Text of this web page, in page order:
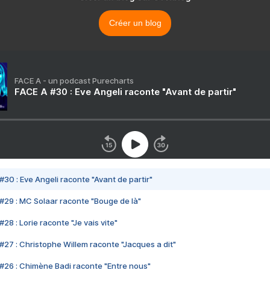
Créer un blog
FACE A - un podcast Purecharts
FACE A #30 : Eve Angeli raconte "Avant de partir"
#30 : Eve Angeli raconte "Avant de partir"
#29 : MC Solaar raconte "Bouge de là"
#28 : Lorie raconte "Je vais vite"
#27 : Christophe Willem raconte "Jacques a dit"
#26 : Chimène Badi raconte "Entre nous"